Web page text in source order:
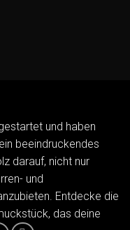
und haben
beeindruckendes
darauf, nicht nur
und
Entdecke die
das deine